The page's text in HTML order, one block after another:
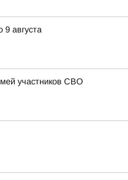
августа
участников СВО